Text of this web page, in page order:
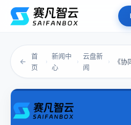
←
首
页
›
新闻中
心
›
云盘新
闻
›